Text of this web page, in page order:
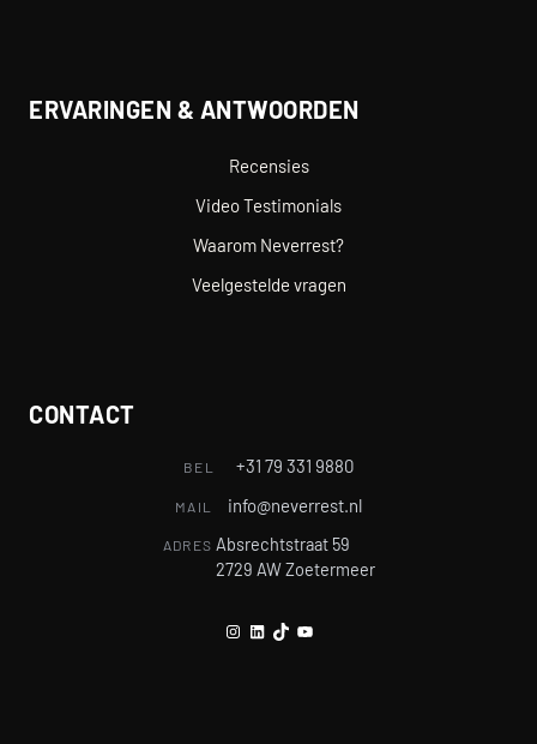
ERVARINGEN & ANTWOORDEN
Recensies
Video Testimonials
Waarom Neverrest?
Veelgestelde vragen
CONTACT
BEL +31 79 331 9880
MAIL info@neverrest.nl
ADRES Absrechtstraat 59
2729 AW Zoetermeer
Instagram
LinkedIn
TikTokYouTube